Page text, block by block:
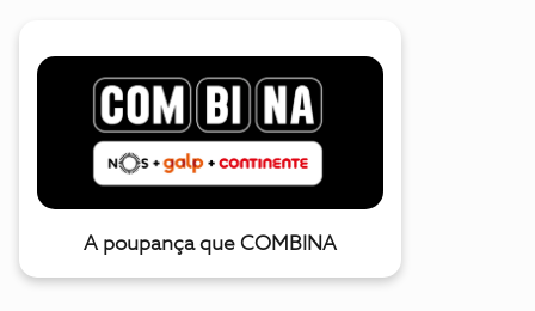
A poupança que COMBINA